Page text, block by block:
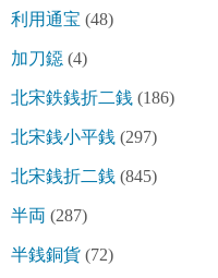
利用通宝 (48)
加刀鐚 (4)
北宋鉄銭折二銭 (186)
北宋銭小平銭 (297)
北宋銭折二銭 (845)
半両 (287)
半銭銅貨 (72)